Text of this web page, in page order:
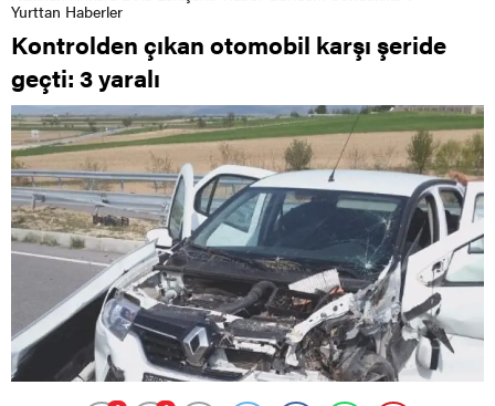
Yurttan Haberler
Kontrolden çıkan otomobil karşı şeride
geçti: 3 yaralı